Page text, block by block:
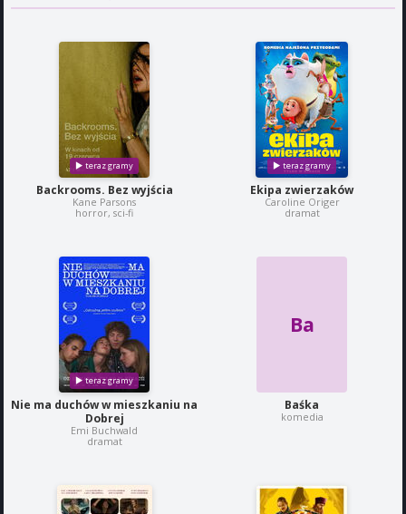
Backrooms. Bez wyjścia
Kane Parsons
horror, sci-fi
Ekipa zwierzaków
Caroline Origer
dramat
Nie ma duchów w mieszkaniu na
Dobrej
Emi Buchwald
dramat
Ba
Baśka
komedia